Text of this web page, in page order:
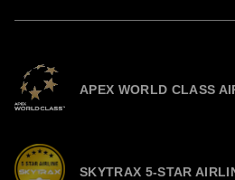
APEX WORLD CLASS
SKYTRAX 5-STAR